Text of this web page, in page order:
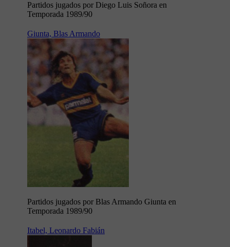
Partidos jugados por Diego Luis Soñora en
Temporada 1989/90
Giunta, Blas Armando
Partidos jugados por Blas Armando Giunta en
Temporada 1989/90
Itabel, Leonardo Fabián